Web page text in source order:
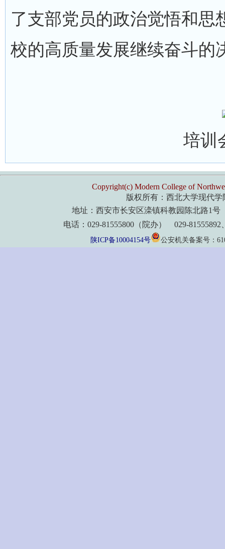
了支部党员的政治觉悟和思
校的高质量发展继续奋斗的
培训
Copyright(c) Modern College of
版权所有：西北大学现代学
地址：西安市长安区滦镇科教园陈北路1
电话：029-81555800（院办） 029-81555892
陕ICP备10004154号 公安机关备案号：